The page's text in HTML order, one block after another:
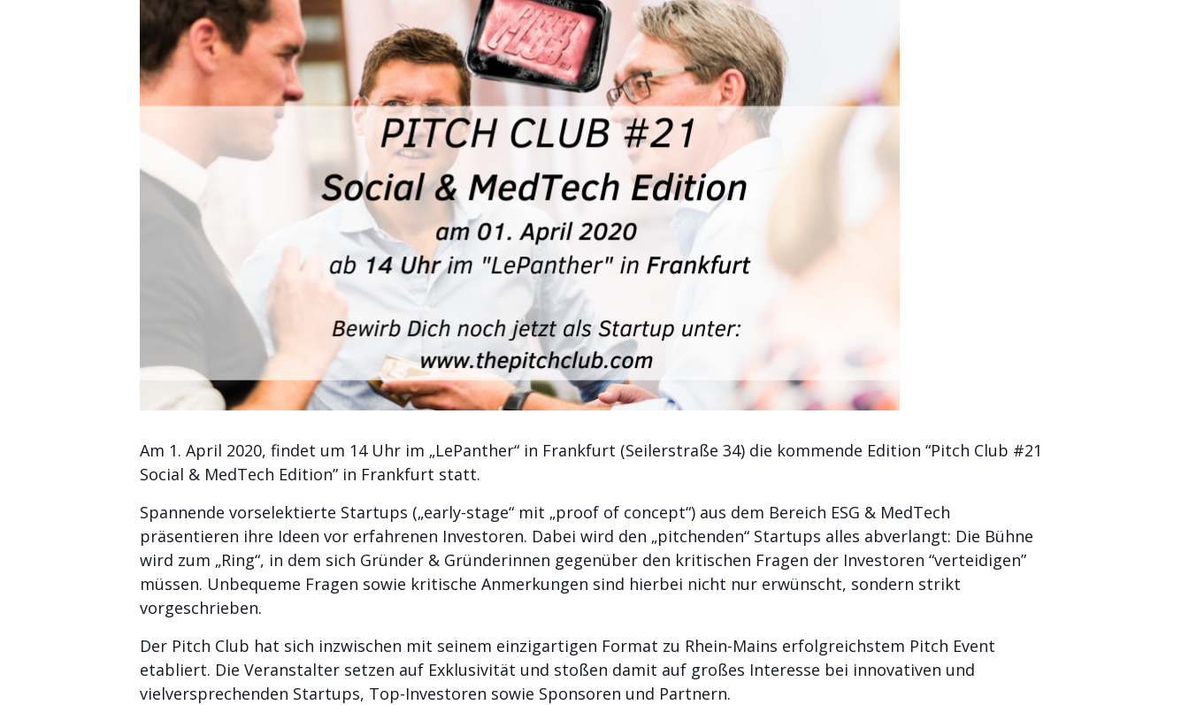
Am 1. April 2020, findet um 14 Uhr im „LePanther“ in Frankfurt (Seilerstraße 34) die kommende Edition “Pitch Club #21
Social & MedTech Edition” in Frankfurt statt.
Spannende vorselektierte Startups („early-stage“ mit „proof of concept“) aus dem Bereich ESG & MedTech
präsentieren ihre Ideen vor erfahrenen Investoren. Dabei wird den „pitchenden“ Startups alles abverlangt: Die Bühne
wird zum „Ring“, in dem sich Gründer & Gründerinnen gegenüber den kritischen Fragen der Investoren “verteidigen”
müssen. Unbequeme Fragen sowie kritische Anmerkungen sind hierbei nicht nur erwünscht, sondern strikt
vorgeschrieben.
Der Pitch Club hat sich inzwischen mit seinem einzigartigen Format zu Rhein-Mains erfolgreichstem Pitch Event
etabliert. Die Veranstalter setzen auf Exklusivität und stoßen damit auf großes Interesse bei innovativen und
vielversprechenden Startups, Top-Investoren sowie Sponsoren und Partnern.